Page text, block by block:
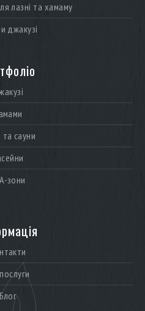
лазні та хамаму
джакузі
та сауни
зони